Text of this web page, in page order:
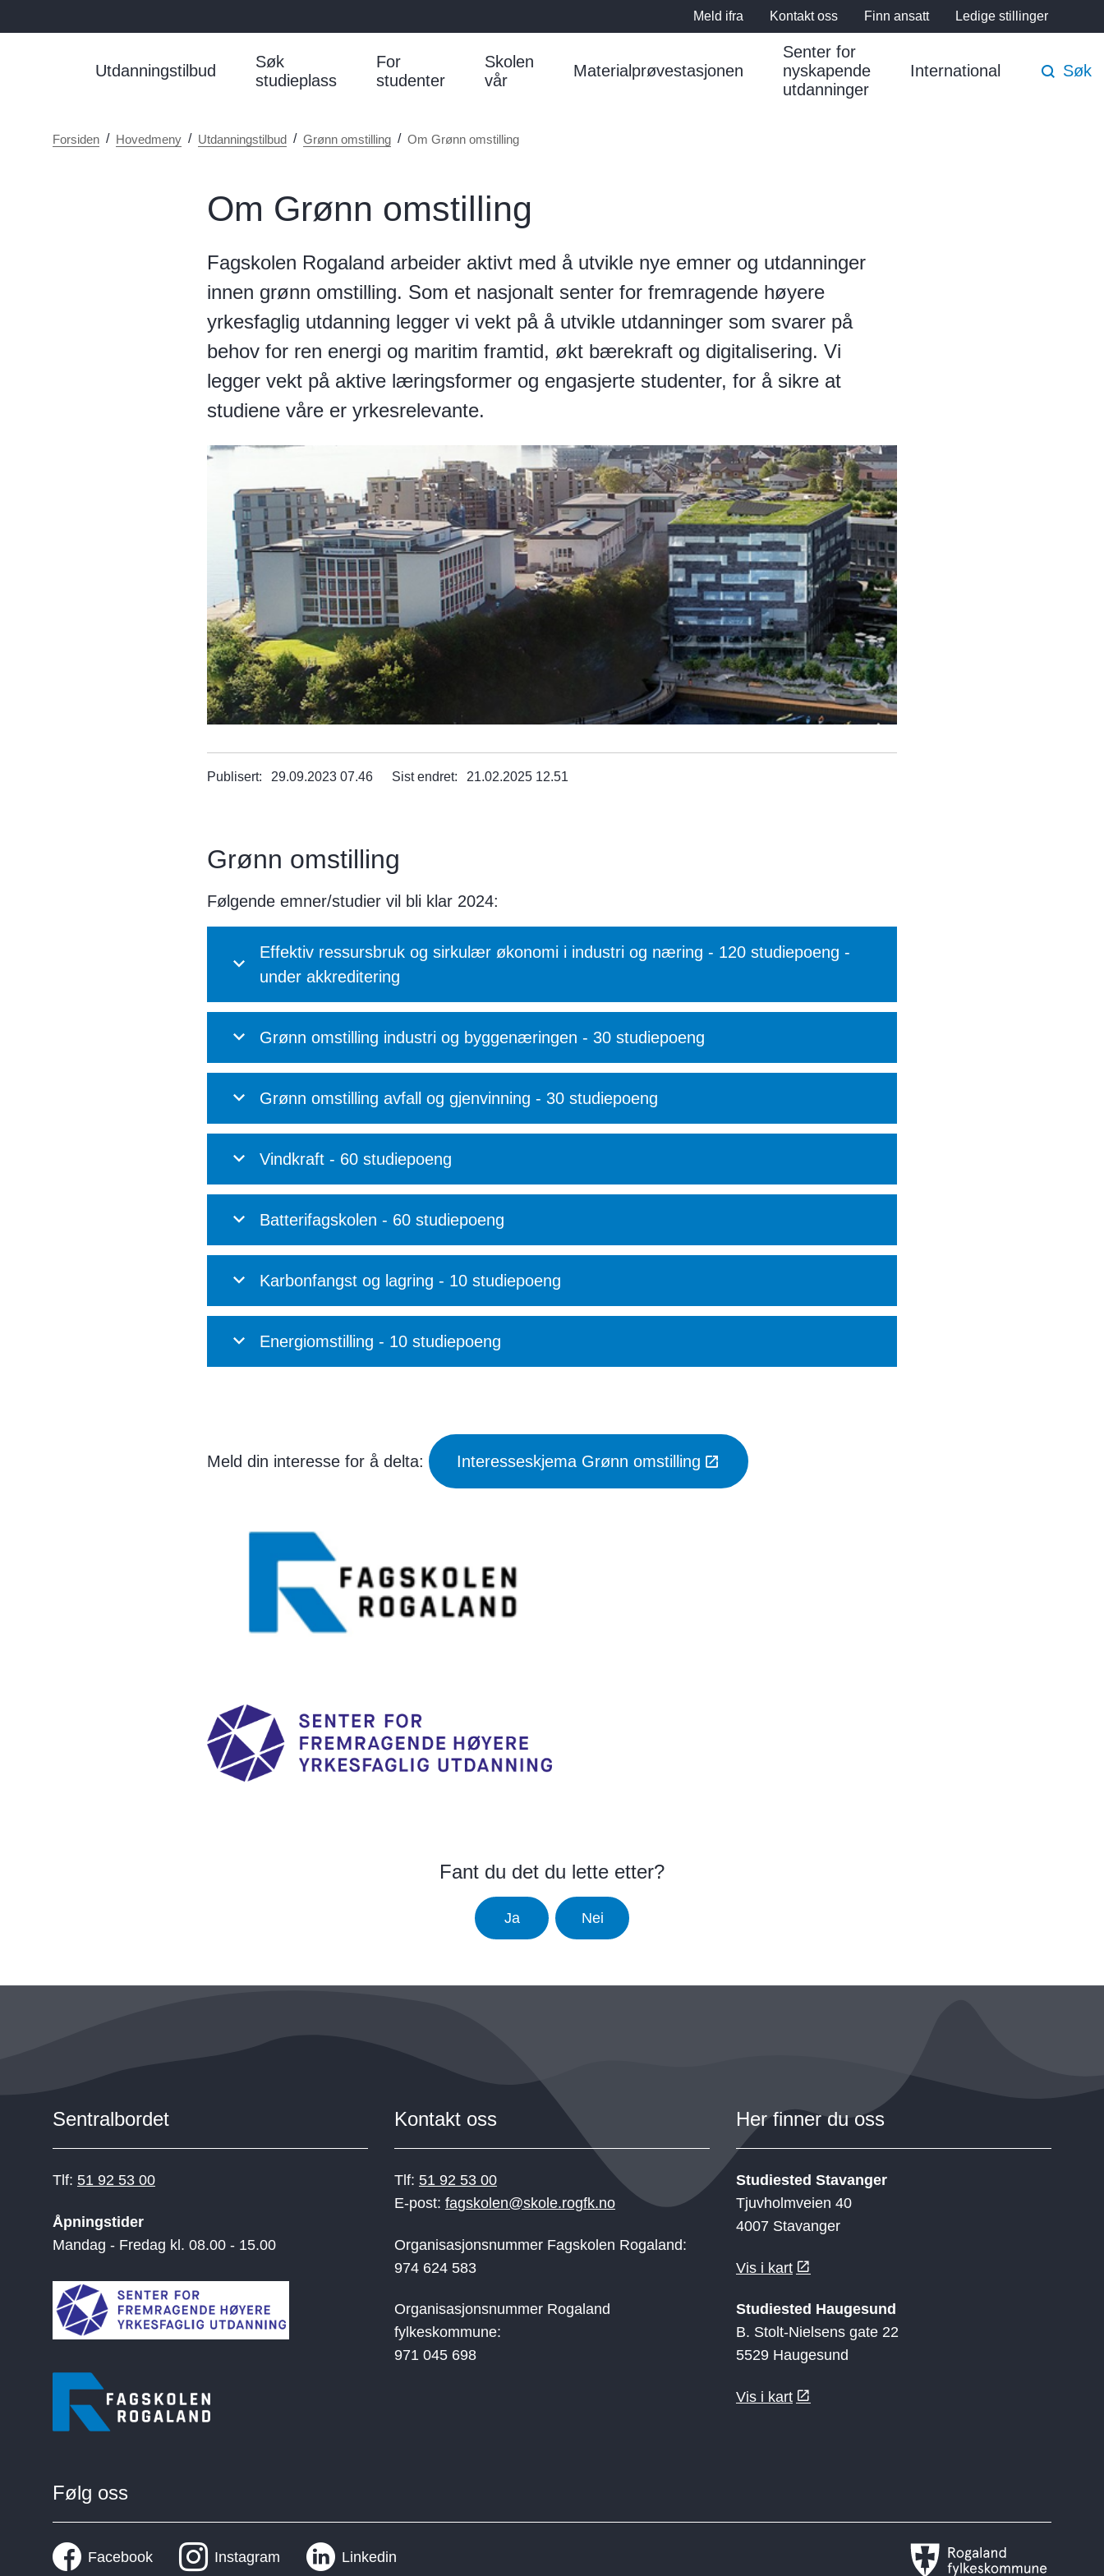
Meld ifra Kontakt oss Finn ansatt Ledige stillinger
Utdanningstilbud
Søk
studieplass
For
studenter
Skolen
vår
Materialprøvestasjonen
Senter for
nyskapende
utdanninger
International Søk
Du
Forsiden Hovedmeny Utdanningstilbud Grønn omstilling Om Grønn omstilling
Om Grønn omstilling
Fagskolen Rogaland arbeider aktivt med å utvikle nye emner og utdanninger
innen grønn omstilling. Som et nasjonalt senter for fremragende høyere
yrkesfaglig utdanning legger vi vekt på å utvikle utdanninger som svarer på
behov for ren energi og maritim framtid, økt bærekraft og digitalisering. Vi
legger vekt på aktive læringsformer og engasjerte studenter, for å sikre at
studiene våre er yrkesrelevante.
Publisert 29.09.2023 07.46 Sist endret 21.02.2025 12.51
Grønn omstilling
Følgende emner/studier vil bli klar 2024:
Effektiv ressursbruk og sirkulær økonomi i industri og næring - 120 studiepoeng -
under akkreditering
Grønn omstilling industri og byggenæringen - 30 studiepoeng
Grønn omstilling avfall og gjenvinning - 30 studiepoeng
Vindkraft - 60 studiepoeng
Batterifagskolen - 60 studiepoeng
Karbonfangst og lagring - 10 studiepoeng
Energiomstilling - 10 studiepoeng
Meld din interesse for å delta: Interesseskjema Grønn omstilling
Fant du det du lette etter?
Ja Nei
Sentralbordet
Tlf: 51 92 53 00
Åpningstider
Mandag - Fredag kl. 08.00 - 15.00
Kontakt oss
Tlf: 51 92 53 00
E-post: fagskolen@skole.rogfk.no
Organisasjonsnummer Fagskolen Rogaland:
974 624 583
Organisasjonsnummer Rogaland
fylkeskommune:
971 045 698
Her finner du oss
Studiested Stavanger
Tjuvholmveien 40
4007 Stavanger
Vis i kart
Studiested Haugesund
B. Stolt-Nielsens gate 22
5529 Haugesund
Vis i kart
Følg oss
Facebook Instagram
Linkedin
Rogaland